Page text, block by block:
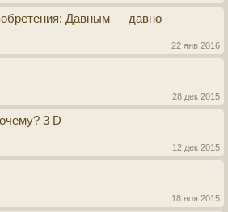
Давным — давно
22 янв 2016
28 дек 2015
3 D
12 дек 2015
18 ноя 2015